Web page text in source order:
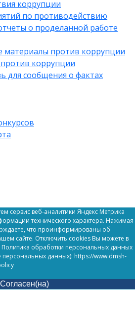
коррупции
по противодействию
о проделанной работе
материалы против коррупции
коррупции
для сообщения о фактах
сервис веб-аналитики Яндекс Метрика
технического характера. Нажимая
что проинформированы об
сайте. Отключить cookies Вы можете в
Политика обработки персональных данных
данных): https://www.dmsh-
Согласен(на)